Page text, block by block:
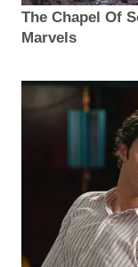
The Chapel Of
Marvels